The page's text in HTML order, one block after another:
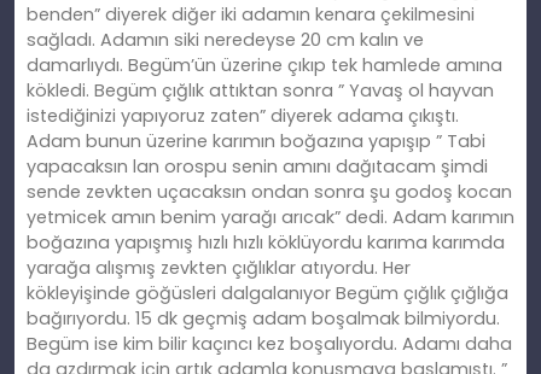
benden” diyerek diğer iki adamın kenara çekilmesini
sağladı. Adamın siki neredeyse 20 cm kalın ve
damarlıydı. Begüm’ün üzerine çıkıp tek hamlede amına
kökledi. Begüm çığlık attıktan sonra ” Yavaş ol hayvan
istediğinizi yapıyoruz zaten” diyerek adama çıkıştı.
Adam bunun üzerine karımın boğazına yapışıp ” Tabi
yapacaksın lan orospu senin amını dağıtacam şimdi
sende zevkten uçacaksın ondan sonra şu godoş kocan
yetmicek amın benim yarağı arıcak” dedi. Adam karımın
boğazına yapışmış hızlı hızlı köklüyordu karıma karımda
yarağa alışmış zevkten çığlıklar atıyordu. Her
kökleyişinde göğüsleri dalgalanıyor Begüm çığlık çığlığa
bağırıyordu. 15 dk geçmiş adam boşalmak bilmiyordu.
Begüm ise kim bilir kaçıncı kez boşalıyordu. Adamı daha